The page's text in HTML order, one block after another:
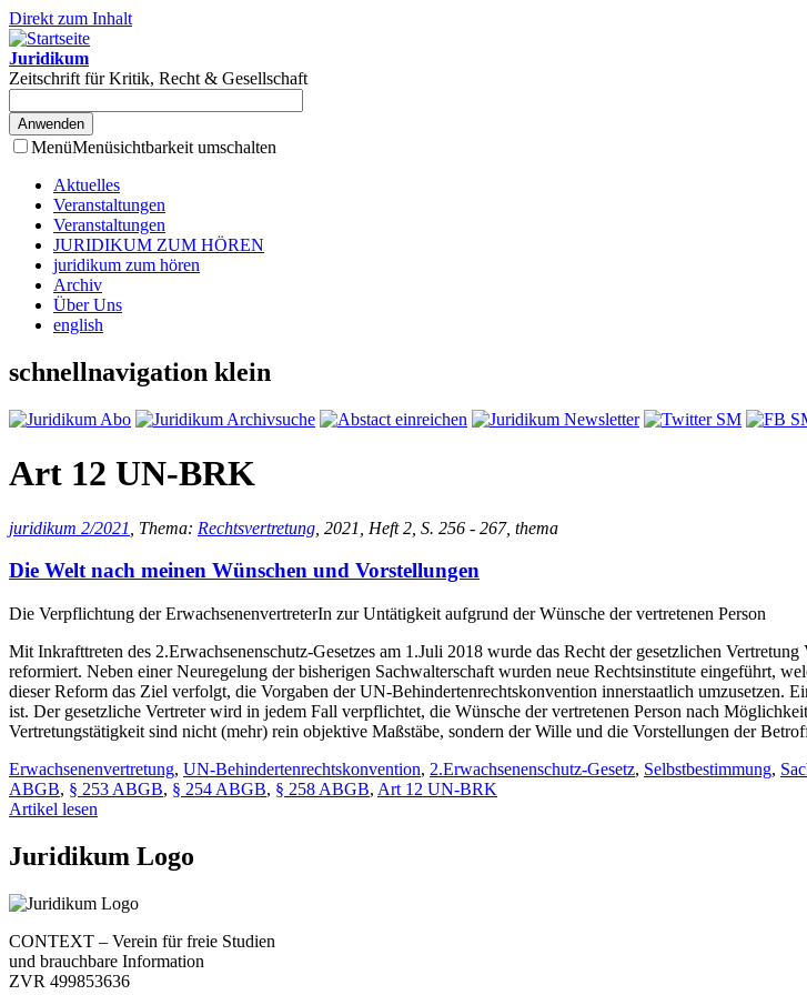
Direkt zum Inhalt
Juridikum
Zeitschrift für Kritik, Recht & Gesellschaft
MenüMenüsichtbarkeit umschalten
Aktuelles
Veranstaltungen
Veranstaltungen
JURIDIKUM ZUM HÖREN
juridikum zum hören
Archiv
Über Uns
english
schnellnavigation klein
Art 12 UN-BRK
juridikum 2/2021 , Thema: Rechtsvertretung , 2021, Heft 2, S. 256 - 267, thema
Die Welt nach meinen Wünschen und Vorstellungen
Die Verpflichtung der ErwachsenenvertreterIn zur Untätigkeit aufgrund der Wünsche der vertretenen Person
Mit Inkrafttreten des 2.Erwachsenenschutz-Gesetzes am 1.Juli 2018 wurde das Recht der gesetzlichen
reformiert. Neben einer Neuregelung der bisherigen Sachwalterschaft wurden neue Rechtsinstitute eingeführt,
dieser Reform das Ziel verfolgt, die Vorgaben der UN-Behindertenrechtskonvention innerstaatlich umzusetzen.
ist. Der gesetzliche Vertreter wird in jedem Fall verpflichtet, die Wünsche der vertretenen Person nach
Vertretungstätigkeit sind nicht (mehr) rein objektive Maßstäbe, sondern der Wille und die Vorstellungen der
Erwachsenenvertretung, UN-Behindertenrechtskonvention, 2.Erwachsenenschutz-Gesetz, Selbstbestimmung,
ABGB, § 253 ABGB, § 254 ABGB, § 258 ABGB, Art 12 UN-BRK
Artikel lesen
Juridikum Logo
CONTEXT – Verein für freie Studien
und brauchbare Information
ZVR 499853636